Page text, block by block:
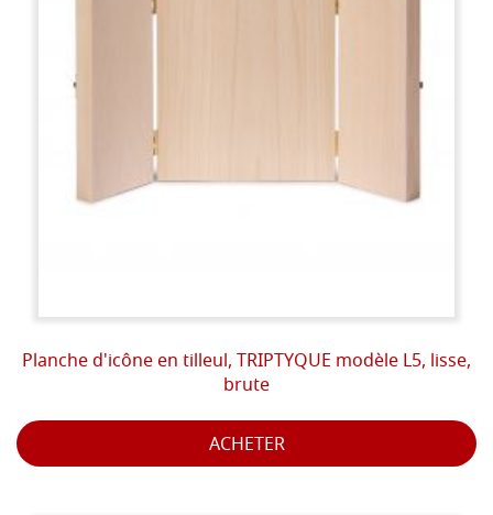
Planche d'icône en tilleul, TRIPTYQUE modèle L5, lisse,
brute
ACHETER